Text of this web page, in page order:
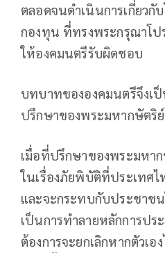
ตลอดจนดำเนินการเกี่ยวกั
กองทุน ที่ทรงพระกรุณาโป
ให้องคมนตรีรับผิดชอบ
บทบาทขององคมนตรีจึงเ
ปรึกษาของพระมหากษัตริย์
เมื่อที่ปรึกษาของพระมหา
ในเรื่องภัยพิบัติที่ประเทศไ
และจะกระทบกับประชาชน
เป็นการทำลายหลักการปร
ต้องการจะยกเลิกหากตัวเ